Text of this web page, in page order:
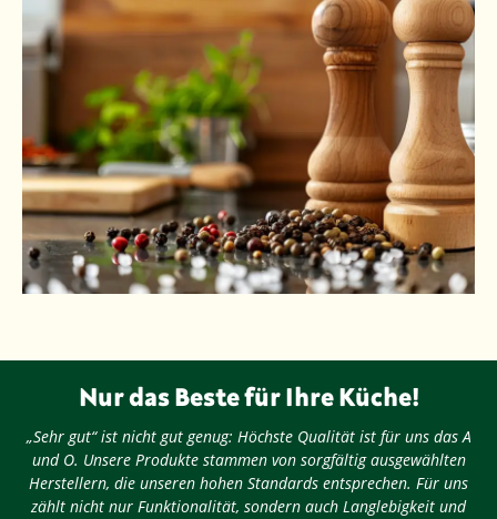
Nur das Beste für Ihre Küche!
„Sehr gut“ ist nicht gut genug: Höchste Qualität ist für uns das A
und O. Unsere Produkte stammen von sorgfältig ausgewählten
Herstellern, die unseren hohen Standards entsprechen. Für uns
zählt nicht nur Funktionalität, sondern auch Langlebigkeit und